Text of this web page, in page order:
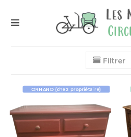
Filtrer
ORNANO (chez propriétaire)